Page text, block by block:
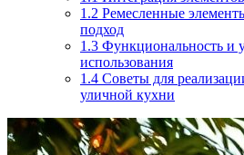
1.2 Ремесленные
подход
1.3 Функциональность и
использования
1.4 Советы для
уличной кухни